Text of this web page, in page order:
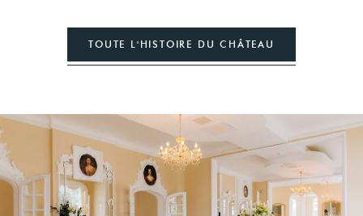
TOUTE L'HISTOIRE DU CHÂTEAU